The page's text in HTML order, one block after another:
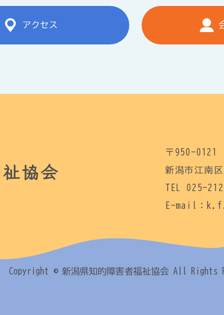
アクセス
協会
〒950-0121
新潟市江南
TEL 025-
E-mail：
Copyright © 新潟県知的障害者福祉協会All Rights